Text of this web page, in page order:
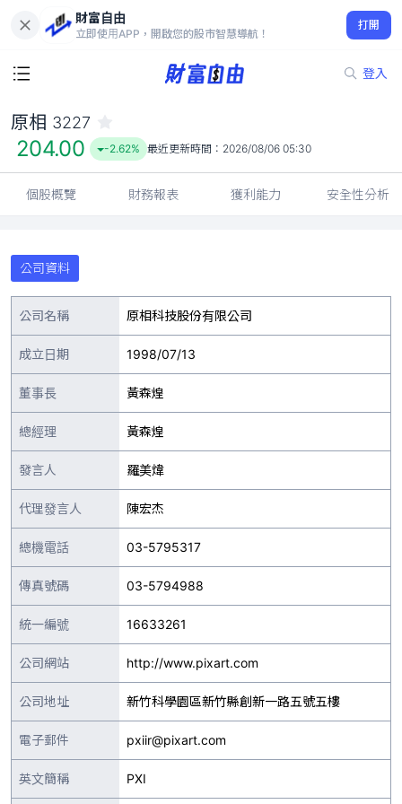
財富自由
立即使用APP，開啟您的股市智慧導航！
打開
登入
204.00
-2.62%
原相 3227
204.00 -2.62% 最近更新時間： 2026/08/06 05:30
個股概覽 財務報表 獲利能力 安全性分析
公司資料
公司名稱 原相科技股份有限公司
成立日期 1998/07/13
董事長 黃森煌
總經理 黃森煌
發言人 羅美煒
代理發言人 陳宏杰
總機電話 03-5795317
傳真號碼 03-5794988
統一編號 16633261
公司網站 http://www.pixart.com
公司地址 新竹科學園區新竹縣創新一路五號五樓
電子郵件 pxiir@pixart.com
英文簡稱 PXI